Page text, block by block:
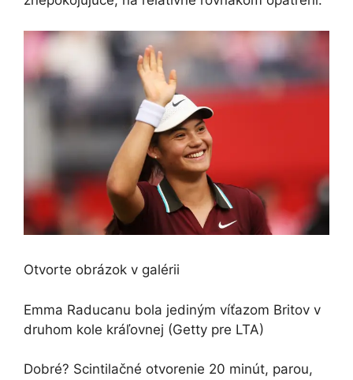
Otvorte obrázok v galérii
Emma Raducanu bola jediným víťazom Britov v
druhom kole kráľovnej (Getty pre LTA)
Dobré? Scintilačné otvorenie 20 minút, parou,